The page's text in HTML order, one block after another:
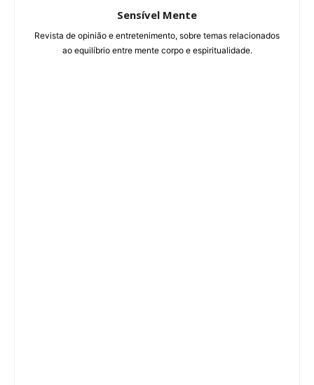
Sensível Mente
Revista de opinião e entretenimento, sobre temas relacionados
ao equilíbrio entre mente corpo e espiritualidade.